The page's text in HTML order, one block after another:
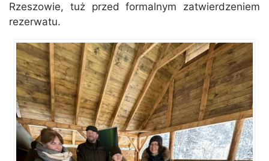
Rzeszowie, tuż przed formalnym zatwierdzeniem
rezerwatu.